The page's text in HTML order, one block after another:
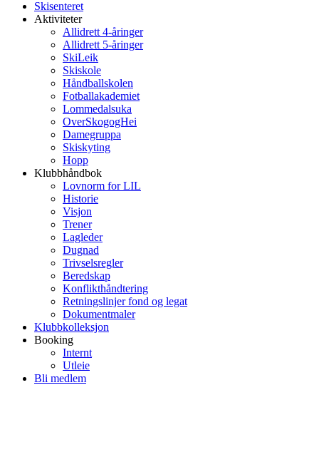
Skisenteret
Aktiviteter
Allidrett 4-åringer
Allidrett 5-åringer
SkiLeik
Skiskole
Håndballskolen
Fotballakademiet
Lommedalsuka
OverSkogogHei
Damegruppa
Skiskyting
Hopp
Klubbhåndbok
Lovnorm for LIL
Historie
Visjon
Trener
Lagleder
Dugnad
Trivselsregler
Beredskap
Konflikthåndtering
Retningslinjer fond og legat
Dokumentmaler
Klubbkolleksjon
Booking
Internt
Utleie
Bli medlem